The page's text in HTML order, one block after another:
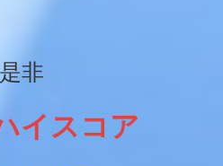
是非
イスコア